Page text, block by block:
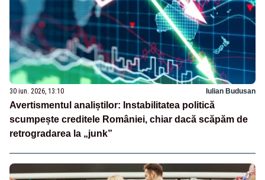
30 iun. 2026, 13:10 Iulian Budusan
Avertismentul analiștilor: Instabilitatea politică
scumpește creditele României, chiar dacă scăpăm de
retrogradarea la „junk”